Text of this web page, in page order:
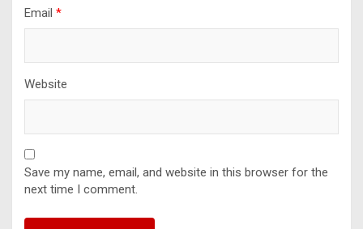
Email *
Website
Save my name, email, and website in this browser for the
next time I comment.